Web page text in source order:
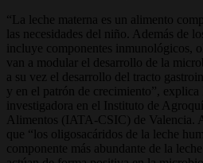
“La leche materna es un alimento
las necesidades del niño. Además de
incluye componentes inmunológicos,
van a modular el desarrollo de la
a su vez el desarrollo del tracto
y en el patrón de crecimiento”,
investigadora en el Instituto de
Alimentos (IATA-CSIC) de Valencia.
que “los oligosacáridos de la leche
componente más abundante de la